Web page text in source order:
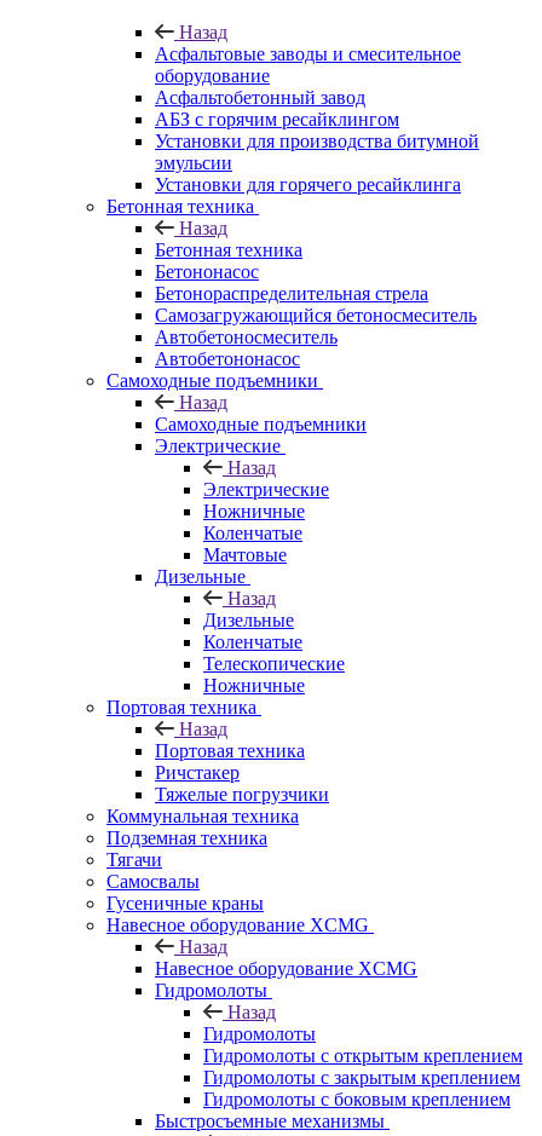
Назад
Асфальтовые заводы и смесительное
оборудование
Асфальтобетонный завод
АБЗ с горячим ресайклингом
Установки для производства битумной
эмульсии
Установки для горячего ресайклинга
Бетонная техника
Назад
Бетонная техника
Бетононасос
Бетонораспределительная стрела
Самозагружающийся бетоносмеситель
Автобетоносмеситель
Автобетононасос
Самоходные подъемники
Назад
Самоходные подъемники
Электрические
Назад
Электрические
Ножничные
Коленчатые
Мачтовые
Дизельные
Назад
Дизельные
Коленчатые
Телескопические
Ножничные
Портовая техника
Назад
Портовая техника
Ричстакер
Тяжелые погрузчики
Коммунальная техника
Подземная техника
Тягачи
Самосвалы
Гусеничные краны
Навесное оборудование XCMG
Назад
Навесное оборудование XCMG
Гидромолоты
Назад
Гидромолоты
Гидромолоты с открытым креплением
Гидромолоты с закрытым креплением
Гидромолоты с боковым креплением
Быстросъемные механизмы